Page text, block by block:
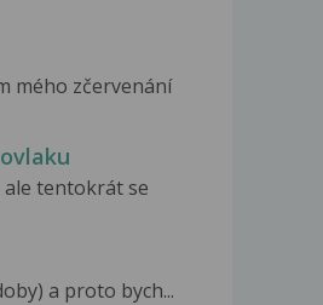
mého zčervenání
ale tentokrát se
a proto bych...